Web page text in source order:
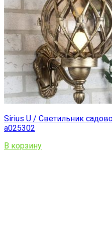
Sirius U / Светильник
a025302
В корзину